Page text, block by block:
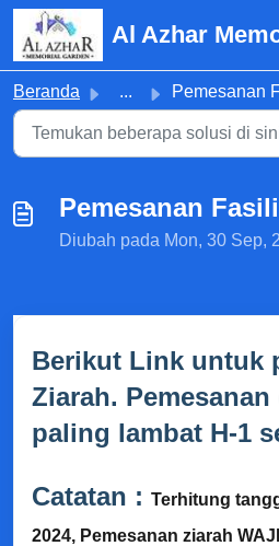
Lewatkan ke konten utama
Beranda ... Pemesanan
Pemesanan
Diubah pada Mon, 30 Sep,
Berikut Link untuk
Ziarah.
paling lambat H-1
Catatan : Terhitung
2024, Pemesanan ziarah